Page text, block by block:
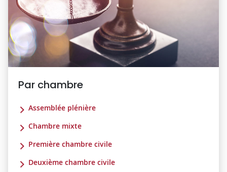
Par chambre
Assemblée plénière
Chambre mixte
Première chambre civile
Deuxième chambre civile